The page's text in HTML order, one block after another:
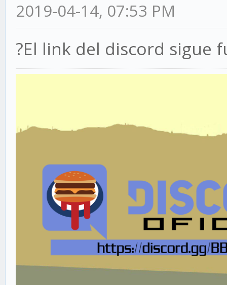
2019-04-14, 07:53 PM
?El link del discord sigue